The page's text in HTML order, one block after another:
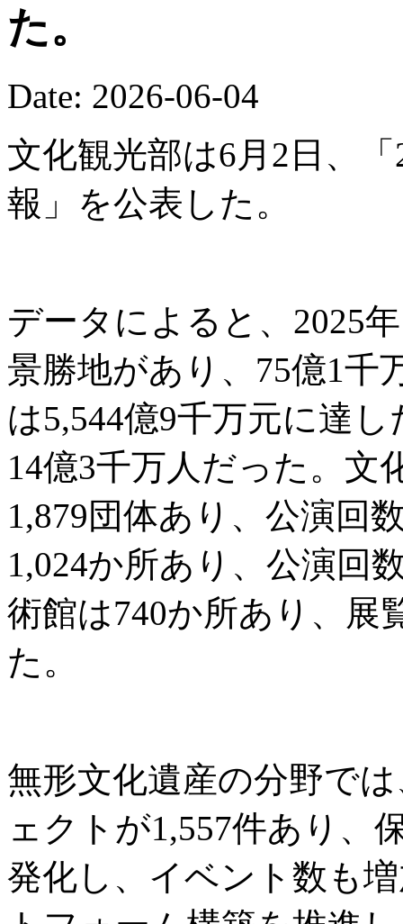
た。
Date: 2026-06-04
文化観光部は6月2日、
報」を公表した。
データによると、2025
景勝地があり、75億1千
は5,544億9千万元に達
14億3千万人だった。文
1,879団体あり、公演回
1,024か所あり、公演回
術館は740か所あり、展
た。
無形文化遺産の分野で
ェクトが1,557件あり、
発化し、イベント数も